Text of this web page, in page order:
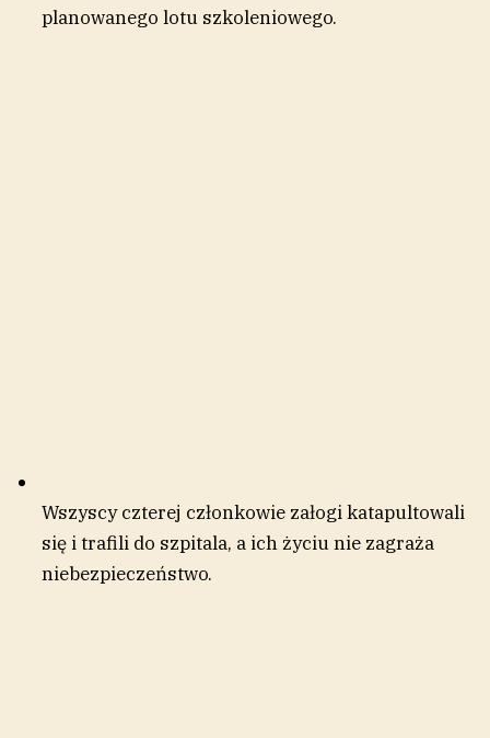
planowanego lotu szkoleniowego.
Wszyscy czterej członkowie załogi katapultowali
się i trafili do szpitala, a ich życiu nie zagraża
niebezpieczeństwo.